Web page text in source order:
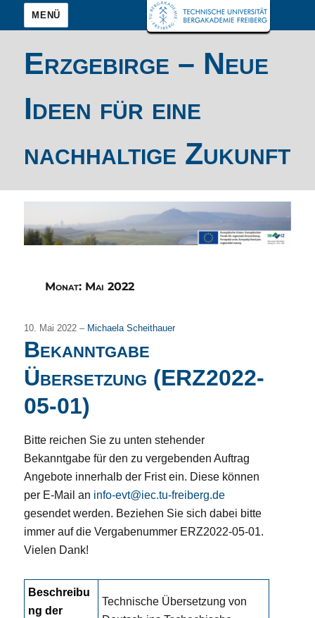
MENÜ
Erzgebirge – Neue
Ideen für eine
nachhaltige Zukunft
Monat: Mai 2022
10. Mai 2022 – Michaela Scheithauer
Bekanntgabe
Übersetzung (ERZ2022-
05-01)
Bitte reichen Sie zu unten stehender
Bekanntgabe für den zu vergebenden Auftrag
Angebote innerhalb der Frist ein. Diese können
per E-Mail an info-evt@iec.tu-freiberg.de
gesendet werden. Beziehen Sie sich dabei bitte
immer auf die Vergabenummer ERZ2022-05-01.
Vielen Dank!
Beschreibu
ng der
Technische Übersetzung von